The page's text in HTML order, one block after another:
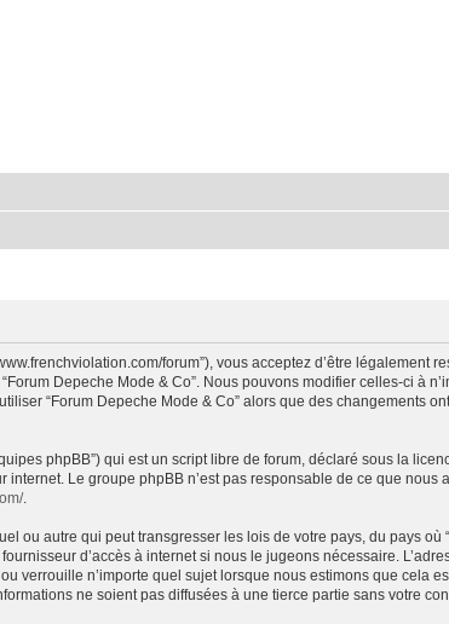
forum”), vous acceptez d’être
Depeche Mode & Co”. Nous pouvons modifier celles-ci à
“Forum Depeche Mode & Co” alors que des changements
phpBB”) qui est un script libre de forum, déclaré sous la
Le groupe phpBB n’est pas responsable de ce que nous
.
autre qui peut transgresser les lois de votre pays, du pays où
d’accès à internet si nous le jugeons nécessaire.
verrouille n’importe quel sujet lorsque nous estimons que cela
ne soient pas diffusées à une tierce partie sans votre